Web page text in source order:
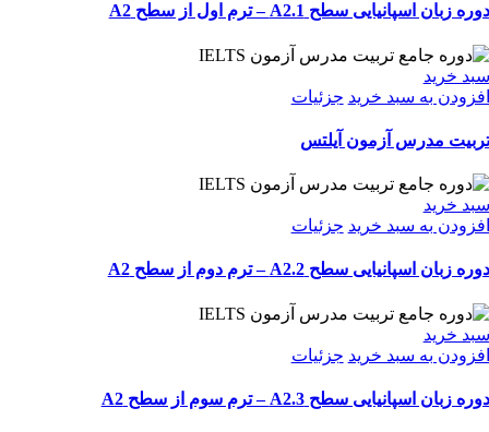
دوره زبان اسپانیایی سطح A2.1 – ترم اول از سطح A2
سبد خرید
افزودن به سبد خرید جزئیات
تربیت مدرس آزمون آیلتس
سبد خرید
افزودن به سبد خرید جزئیات
دوره زبان اسپانیایی سطح A2.2 – ترم دوم از سطح A2
سبد خرید
افزودن به سبد خرید جزئیات
دوره زبان اسپانیایی سطح A2.3 – ترم سوم از سطح A2